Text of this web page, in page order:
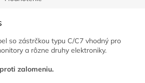
so zástrčkou typu C/C7 vhodný pro
a rôzne druhy elektroniky.
zalomeniu.